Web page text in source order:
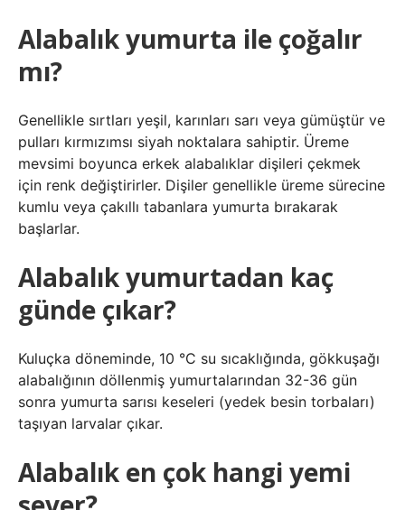
Alabalık yumurta ile çoğalır
mı?
Genellikle sırtları yeşil, karınları sarı veya gümüştür ve
pulları kırmızımsı siyah noktalara sahiptir. Üreme
mevsimi boyunca erkek alabalıklar dişileri çekmek
için renk değiştirirler. Dişiler genellikle üreme sürecine
kumlu veya çakıllı tabanlara yumurta bırakarak
başlarlar.
Alabalık yumurtadan kaç
günde çıkar?
Kuluçka döneminde, 10 °C su sıcaklığında, gökkuşağı
alabalığının döllenmiş yumurtalarından 32-36 gün
sonra yumurta sarısı keseleri (yedek besin torbaları)
taşıyan larvalar çıkar.
Alabalık en çok hangi yemi